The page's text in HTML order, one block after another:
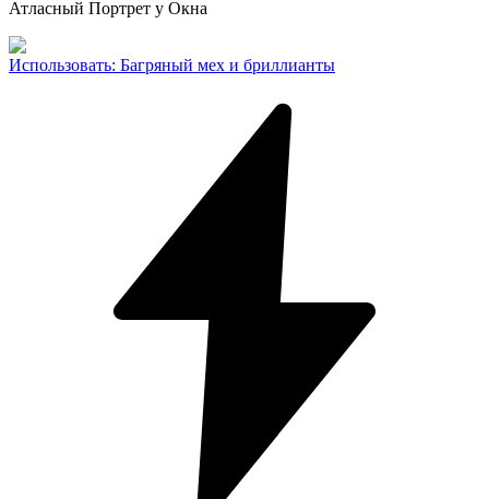
Атласный Портрет у Окна
Использовать: Багряный мех и бриллианты